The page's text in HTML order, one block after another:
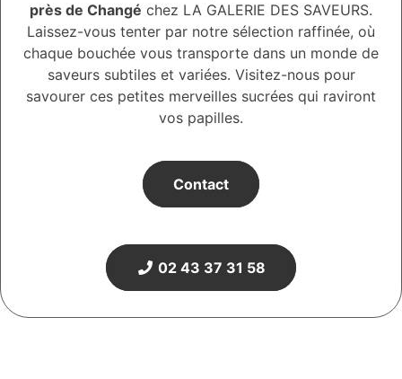
près de Changé chez LA GALERIE DES SAVEURS.
Laissez-vous tenter par notre sélection raffinée, où
chaque bouchée vous transporte dans un monde de
saveurs subtiles et variées. Visitez-nous pour
savourer ces petites merveilles sucrées qui raviront
vos papilles.
Contact
02 43 37 31 58